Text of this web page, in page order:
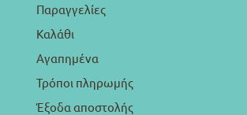
Παραγγελίες
Καλάθι
Αγαπημένα
Τρόποι πληρωμής
Έξοδα αποστολής